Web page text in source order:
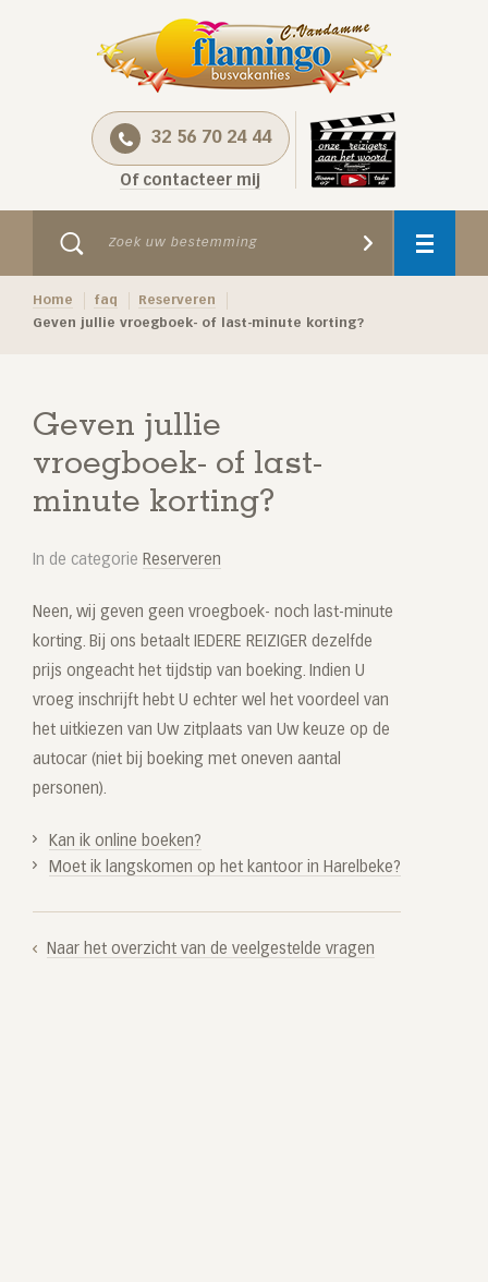
32 56 70 24 44
Of contacteer mij
Home faq
Reserveren
Geven jullie vroegboek- of last-minute korting?
Geven jullie
vroegboek- of last-
minute korting?
In de categorie Reserveren
Neen, wij geven geen vroegboek- noch last-minute
korting. Bij ons betaalt IEDERE REIZIGER dezelfde
prijs ongeacht het tijdstip van boeking. Indien U
vroeg inschrijft hebt U echter wel het voordeel van
het uitkiezen van Uw zitplaats van Uw keuze op de
autocar (niet bij boeking met oneven aantal
personen).
Kan ik online boeken?
Moet ik langskomen op het kantoor in Harelbeke?
Naar het overzicht van de veelgestelde vragen